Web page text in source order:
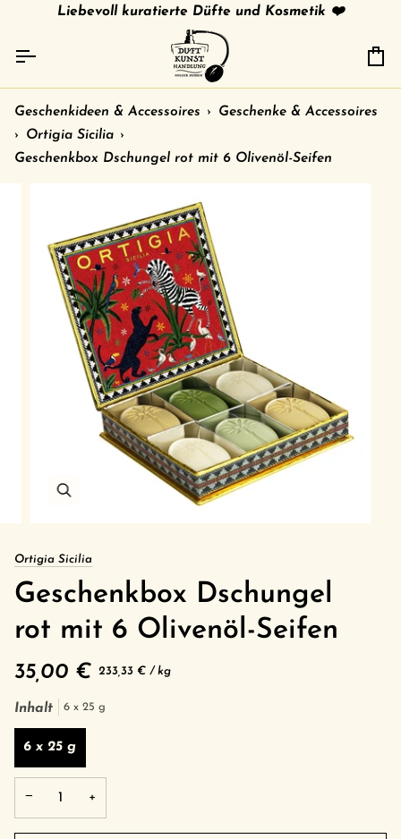
Inhalt
Liebevoll kuratierte Düfte und Kosmetik ❤️
gratis Versand in 🇩🇪 ab 79 € /shipment to other
Geschenkideen & Accessoires ›
Geschenke & Accessoires
›
Ortigia Sicilia ›
Geschenkbox Dschungel rot mit 6 Olivenöl-Seifen
Ortigia Sicilia
Geschenkbox Dschungel
rot mit 6 Olivenöl-Seifen
35,00 € Grundpreis
233,33 € /pro
kg
Inhalt 6 x 25 g
6 x 25 g
− +